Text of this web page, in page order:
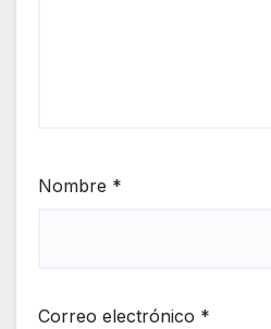
Nombre *
Correo electrónico *